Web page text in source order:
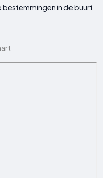
in de buurt